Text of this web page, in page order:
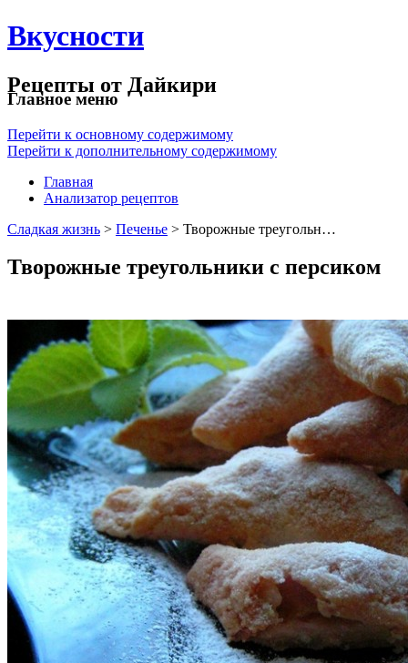
Вкусности
Рецепты от Дайкири
Главное меню
Перейти к основному содержимому
Перейти к дополнительному содержимому
Главная
Анализатор рецептов
Сладкая жизнь > Печенье > Творожные треугольн…
Творожные треугольники с персиком